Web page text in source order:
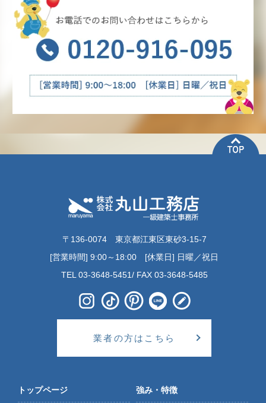
〒136-0074 東京都江東区東砂3-15-7
[営業時間] 9:00～18:00 [休業日] 日曜／祝日
TEL 03-3648-5451/ FAX 03-3648-5485
業者の方はこちら
トップページ 強み・特徴